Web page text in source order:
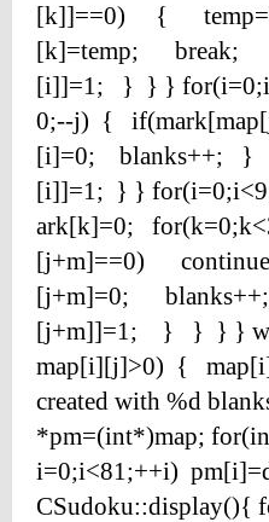
[k]]==0) {
[k]=temp;
[i]]=1; } } }
0;--j) {
[i]=0; blanks++; }
[i]]=1; } }
ark[k]=0;
[j+m]==0)
[j+m]=0;
[j+m]]=1; } } } }
map[i][j]>0) {
created with %d
*pm=(int*)map;
i=0;i<81;++i)